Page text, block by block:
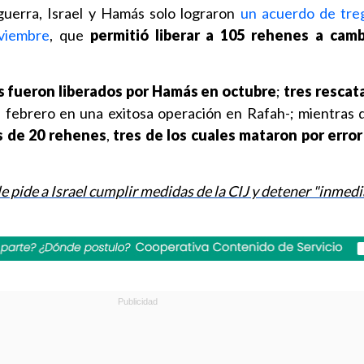
Israel y Hamás solo lograron un acuerdo de
, que permitió liberar a 105 rehenes a
fueron liberados por Hamás en octubre; tres
en una exitosa operación en Rafah-; mientras
de 20 rehenes, tres de los cuales mataron por
pide a Israel cumplir medidas de la CIJ y detener